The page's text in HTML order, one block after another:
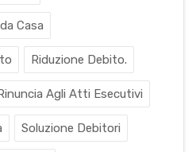
Casa
Riduzione Debito.
Rinuncia Agli Atti Esecutivi
Soluzione Debitori